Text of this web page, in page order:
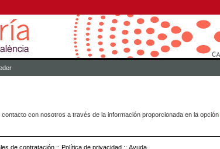
con nosotros a través de la información proporcionada en la opción
de contratación :: Política de privacidad :: Ayuda